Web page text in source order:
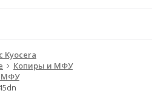
Kyocera
Копиры и МФУ
МФУ